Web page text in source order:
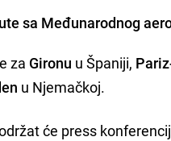
sa Međunarodnog
za Gironu u Španiji,
u Njemačkoj.
će press